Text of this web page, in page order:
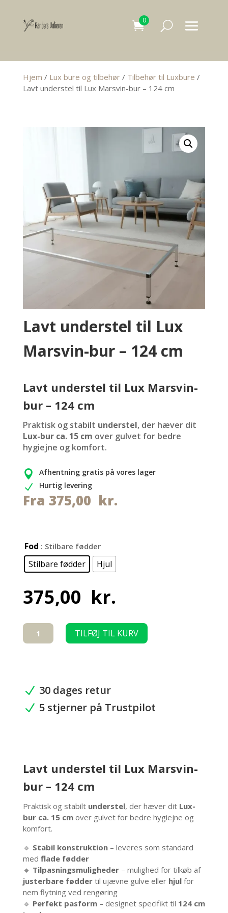
0
Hjem / Lux bure og tilbehør/ Tilbehør til Luxbure /
Lavt understel til Lux Marsvin-bur – 124 cm
Lavt understel til Lux
Marsvin-bur – 124 cm
Lavt understel til Lux Marsvin-
bur – 124 cm
Praktisk og stabilt understel, der hæver dit
Lux-bur ca. 15 cm over gulvet for bedre
hygiejne og komfort.
 Afhentning gratis på vores lager
N Hurtig levering
Fra 375,00 kr.
Fod : Stilbare fødder
Stilbare fødder Hjul
375,00 kr.
Lavt
understel
bur
–
124
TILFØJ TIL KURV
N 30 dages retur
N 5 stjerner på Trustpilot
Lavt understel til Lux Marsvin-
bur – 124 cm
Praktisk og stabilt understel, der hæver dit Lux-
bur ca. 15 cmover gulvet for bedre hygiejne og
komfort.
🔹 Stabil konstruktion– leveres som standard
med flade fødder
🔹 Tilpasningsmuligheder– mulighed for tilkøb af
justerbare føddertil ujævne gulve eller hjulfor
nem flytning ved rengøring
🔹 Perfekt pasform– designet specifikt til 124 cm